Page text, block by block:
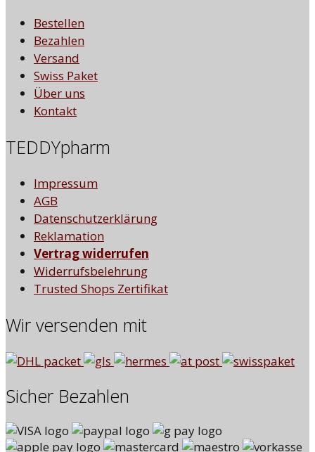
Bestellen
Bezahlen
Versand
Swiss Paket
Über uns
Kontakt
TEDDYpharm
Impressum
AGB
Datenschutzerklärung
Reklamation
Vertrag widerrufen
Widerrufsbelehrung
Trusted Shops Zertifikat
Wir versenden mit
Sicher Bezahlen